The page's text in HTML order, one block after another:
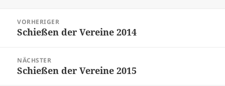
VORHERIGER
Vorheriger
Schießen der Vereine 2014
NÄCHSTER
Nächster
Schießen der Vereine 2015